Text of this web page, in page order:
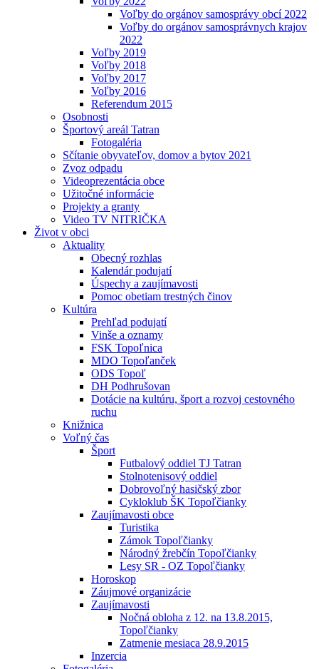
Voľby do orgánov samosprávy obcí 2022
Voľby do orgánov samosprávnych krajov
2022
Voľby 2019
Voľby 2018
Voľby 2017
Voľby 2016
Referendum 2015
Osobnosti
Športový areál Tatran
Fotogaléria
Sčítanie obyvateľov, domov a bytov 2021
Zvoz odpadu
Videoprezentácia obce
Užitočné informácie
Projekty a granty
Video TV NITRIČKA
Život v obci
Aktuality
Obecný rozhlas
Kalendár podujatí
Úspechy a zaujímavosti
Pomoc obetiam trestných činov
Kultúra
Prehľad podujatí
Vinše a oznamy
FSK Topoľnica
MDO Topoľanček
ODS Topoľ
DH Podhrušovan
Dotácie na kultúru, šport a rozvoj cestovného
ruchu
Knižnica
Voľný čas
Šport
Futbalový oddiel TJ Tatran
Stolnotenisový oddiel
Dobrovoľný hasičský zbor
Cykloklub ŠK Topoľčianky
Zaujímavosti obce
Turistika
Zámok Topoľčianky
Národný žrebčín Topoľčianky
Lesy SR - OZ Topoľčianky
Horoskop
Záujmové organizácie
Zaujímavosti
Nočná obloha z 12. na 13.8.2015,
Topoľčianky
Zatmenie mesiaca 28.9.2015
Inzercia